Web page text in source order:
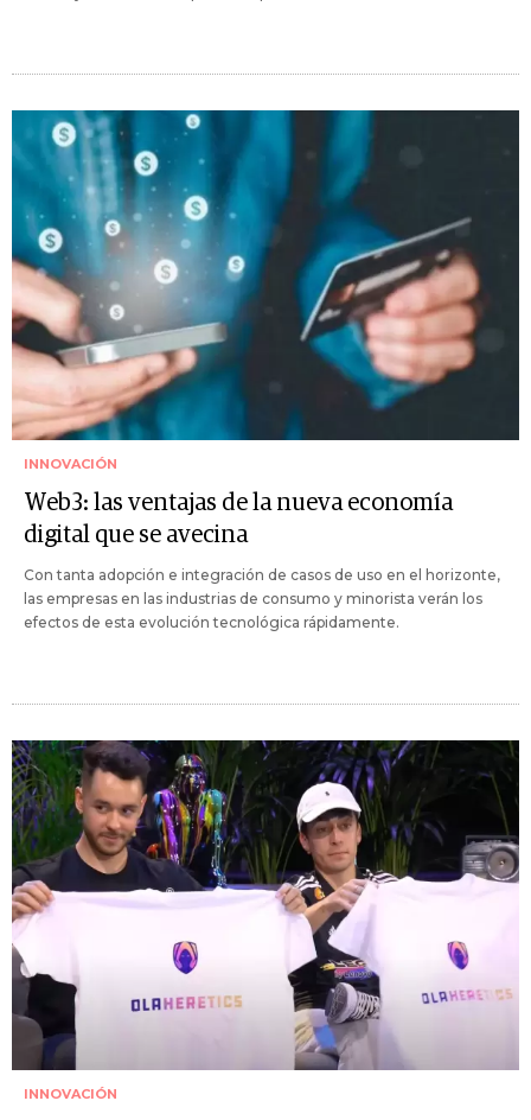
INNOVACIÓN
Web3: las ventajas de la nueva economía
digital que se avecina
Con tanta adopción e integración de casos de uso en el horizonte,
las empresas en las industrias de consumo y minorista verán los
efectos de esta evolución tecnológica rápidamente.
INNOVACIÓN